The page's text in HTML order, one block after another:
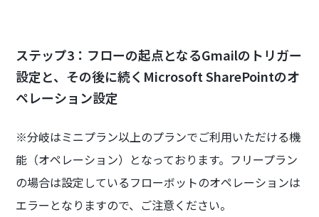
ステップ3：フローの起点となるGmailのトリガー
設定と、その後に続くMicrosoft SharePointのオ
ペレーション設定
※分岐はミニプラン以上のプランでご利用いただける機
能（オペレーション）となっております。フリープラン
の場合は設定しているフローボットのオペレーションは
エラーとなりますので、ご注意ください。